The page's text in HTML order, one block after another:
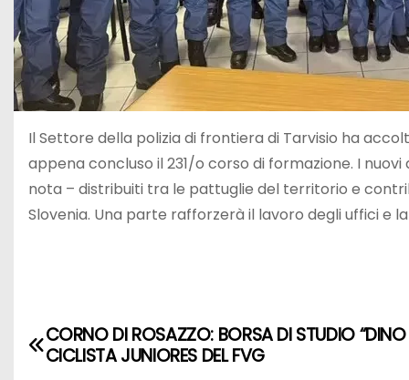
Il Settore della polizia di frontiera di Tarvisio ha
appena concluso il 231/o corso di formazione. I
nota – distribuiti tra le pattuglie del territorio e
Slovenia. Una parte rafforzerà il lavoro degli uffici e
CORNO DI ROSAZZO: BORSA DI STUDIO
CICLISTA JUNIORES DEL FVG